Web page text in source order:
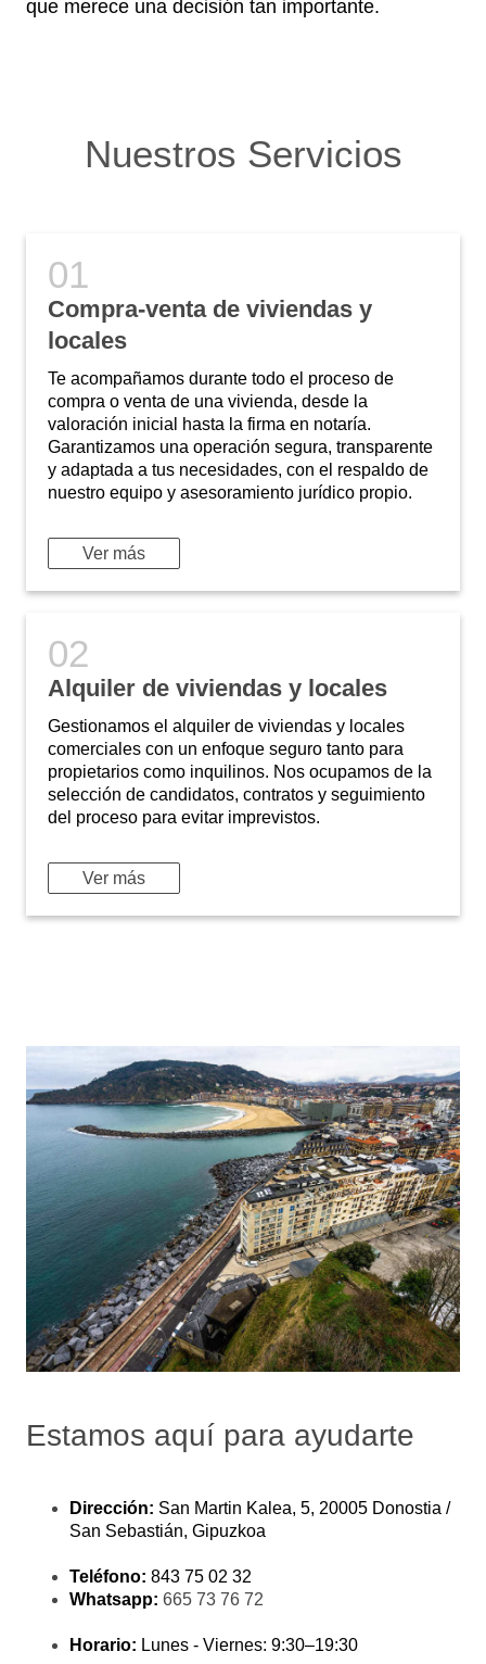
que merece una decisión tan importante.
Nuestros Servicios
Compra-venta de viviendas y
locales
Te acompañamos durante todo el proceso de
compra o venta de una vivienda, desde la
valoración inicial hasta la firma en notaría.
Garantizamos una operación segura, transparente
y adaptada a tus necesidades, con el respaldo de
nuestro equipo y asesoramiento jurídico propio.
Ver más
Alquiler de viviendas y locales
Gestionamos el alquiler de viviendas y locales
comerciales con un enfoque seguro tanto para
propietarios como inquilinos. Nos ocupamos de la
selección de candidatos, contratos y seguimiento
del proceso para evitar imprevistos.
Ver más
Estamos aquí para ayudarte
Dirección: San Martin Kalea, 5, 20005 Donostia /
San Sebastián, Gipuzkoa
Teléfono: 843 75 02 32
Whatsapp: 665 73 76 72
Horario: Lunes - Viernes: 9:30–19:30